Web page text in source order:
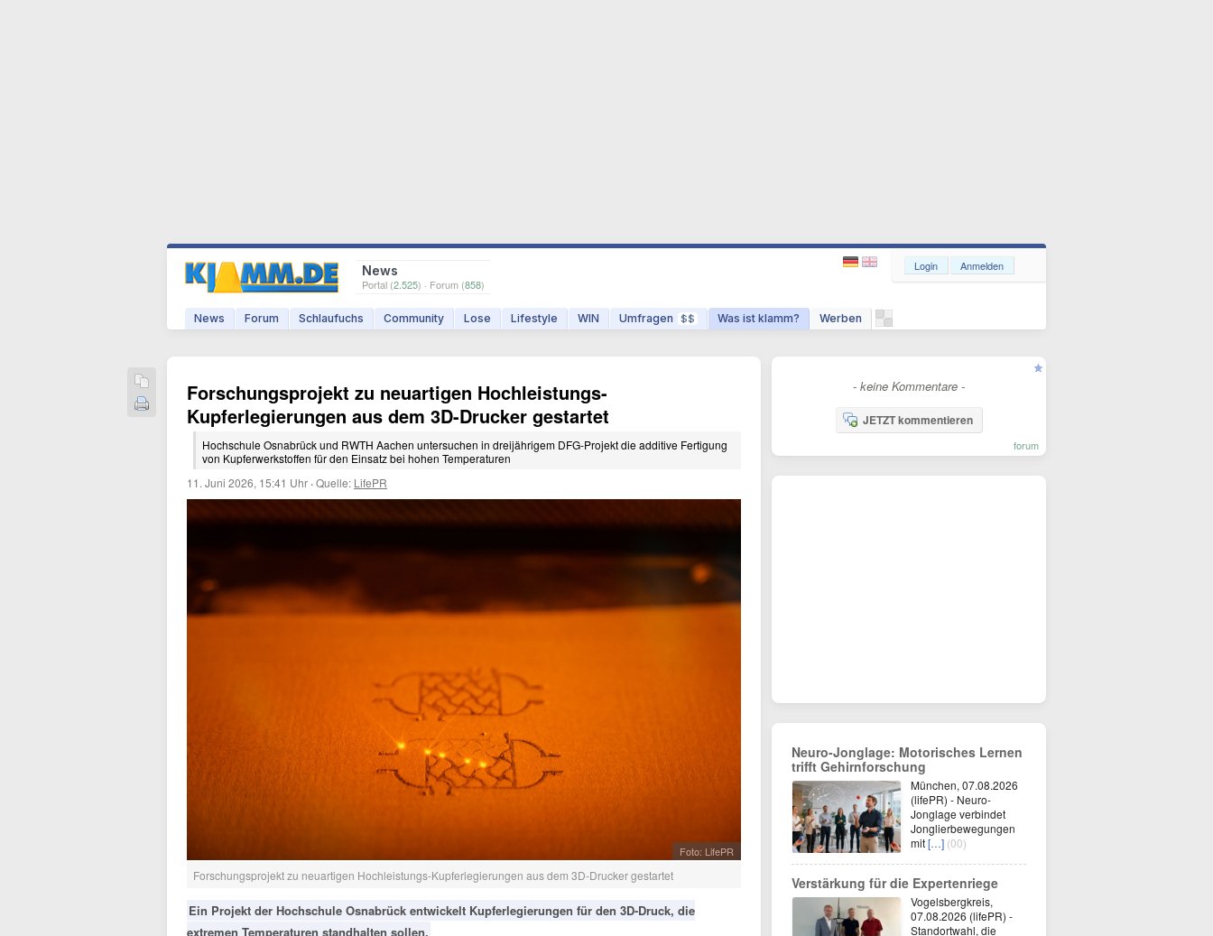
News
Portal (2.525) · Forum (858)
News Forum Schlaufuchs Community Lose Lifestyle WIN Umfragen $$ Was ist klamm? Werben
Login Anmelden
Forschungsprojekt zu neuartigen Hochleistungs-
Kupferlegierungen aus dem 3D-Drucker gestartet
Hochschule Osnabrück und RWTH Aachen untersuchen in dreijährigem DFG-Projekt die additive Fertigung
von Kupferwerkstoffen für den Einsatz bei hohen Temperaturen
11. Juni 2026, 15:41 Uhr ·Quelle: LifePR
Foto: LifePR
Forschungsprojekt zu neuartigen Hochleistungs-Kupferlegierungen aus dem 3D-Drucker gestartet
Ein Projekt der Hochschule Osnabrück entwickelt Kupferlegierungen für den 3D-Druck, die
extremen Temperaturen standhalten sollen.
- keine Kommentare -
JETZT kommentieren
forum
Neuro-Jonglage: Motorisches Lernen
trifft Gehirnforschung
München, 07.08.2026
(lifePR) - Neuro-
Jonglage verbindet
Jonglierbewegungen
mit[…] (00)
Verstärkung für die Expertenriege
Vogelsbergkreis,
07.08.2026 (lifePR) -
Standortwahl, die